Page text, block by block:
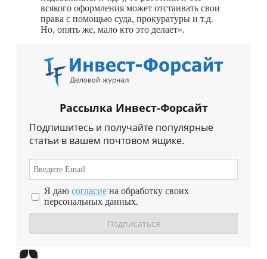
всякого оформления может отстаивать свои
права с помощью суда, прокуратуры и т.д.
Но, опять же, мало кто это делает».
Рассылка Инвест-Форсайт
Подпишитесь и получайте популярные
статьи в вашем почтовом ящике.
Я даю согласие на обработку своих
персональных данных.